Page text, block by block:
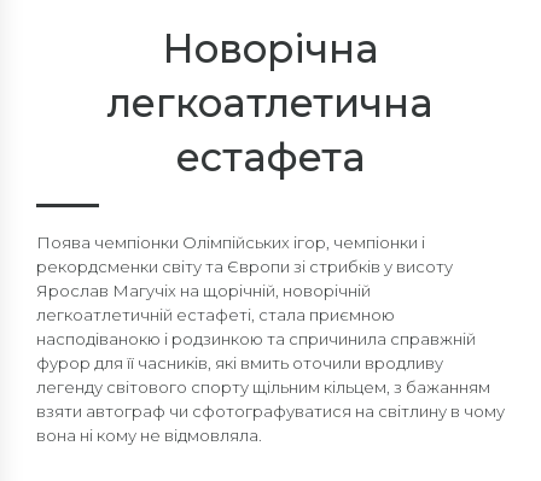
Новорічна
легкоатлетична
естафета
Поява чемпіонки Олімпійських ігор, чемпіонки і
рекордсменки світу та Європи зі стрибків у висоту
Ярослав Магучіх на щорічній, новорічній
легкоатлетичній естафеті, стала приємною
насподіванокю і родзинкою та спричинила справжній
фурор для її часників, які вмить оточили вродливу
легенду світового спорту щільним кільцем, з бажанням
взяти автограф чи сфотографуватися на світлину в чому
вона ні кому не відмовляла.